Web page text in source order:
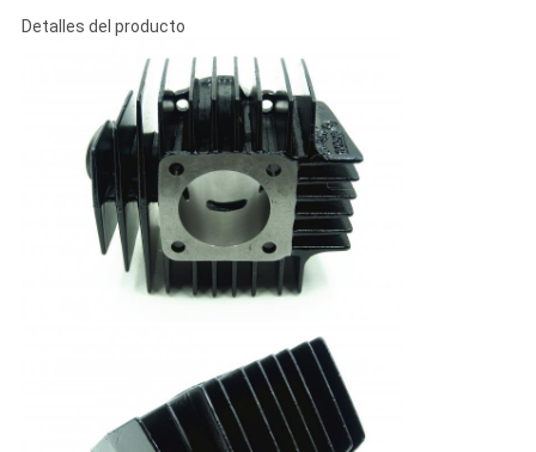
Detalles del producto